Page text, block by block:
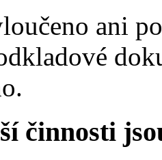
ani
činnosti